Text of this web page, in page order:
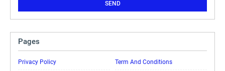
Pages
Privacy Policy Term And Conditions